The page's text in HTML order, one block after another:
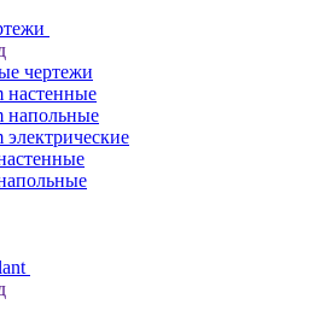
чертежи
настенные
напольные
электрические